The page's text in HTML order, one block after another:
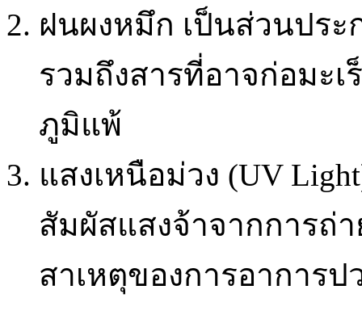
ฝนผงหมึก เป็นส่วนประ
รวมถึงสารที่อาจก่อมะเ
ภูมิแพ้
แสงเหนือม่วง (UV
สัมผัสแสงจ้าจากการถ่า
สาเหตุของการอาการ